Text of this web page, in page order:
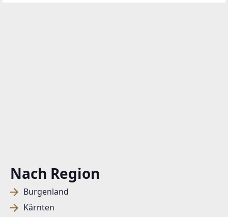
Nach Region
Burgenland
Kärnten